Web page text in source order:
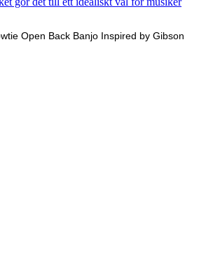
Open Back Banjo Inspired by Gibson